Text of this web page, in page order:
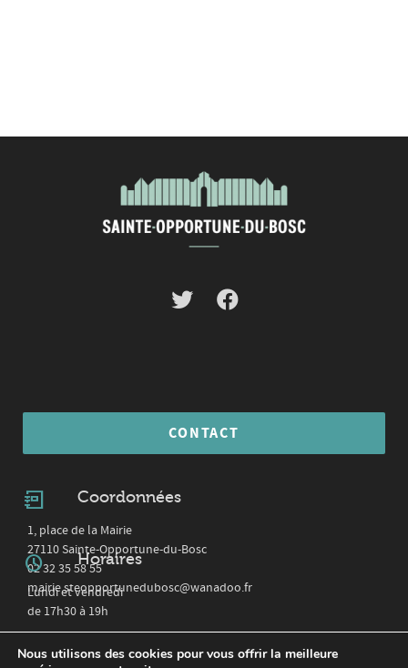
CONTACT
Coordonnées
1, place de la Mairie
27110 Sainte-Opportune-du-Bosc
02 32 35 58 55
mairie.steopportunedubosc@wanadoo.fr
Horaires
Lundi et vendredi
de 17h30 à 19h
Nous utilisons des cookies pour vous offrir la meilleure